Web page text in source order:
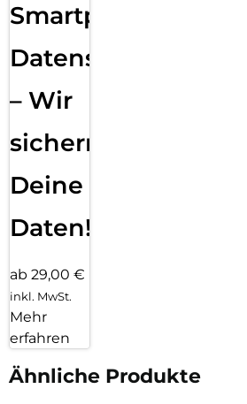
Smartphone
Datensicherung
– Wir
sichern
Deine
Daten!
ab 29,00 €
inkl. MwSt.
Mehr
erfahren
Ähnliche Produkte